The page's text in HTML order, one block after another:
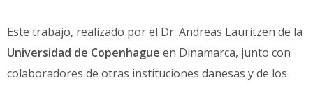
Este trabajo, realizado por el Dr. Andreas Lauritzen de la
Universidad de Copenhague en Dinamarca, junto con
colaboradores de otras instituciones danesas y de los